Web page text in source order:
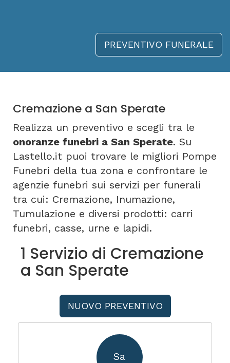
PREVENTIVO FUNERALE
Cremazione a San Sperate
Realizza un preventivo e scegli tra le
onoranze funebri a San Sperate. Su
Lastello.it puoi trovare le migliori Pompe
Funebri della tua zona e confrontare le
agenzie funebri sui servizi per funerali
tra cui: Cremazione, Inumazione,
Tumulazione e diversi prodotti: carri
funebri, casse, urne e lapidi.
1 Servizio di Cremazione
a San Sperate
NUOVO PREVENTIVO
Sa